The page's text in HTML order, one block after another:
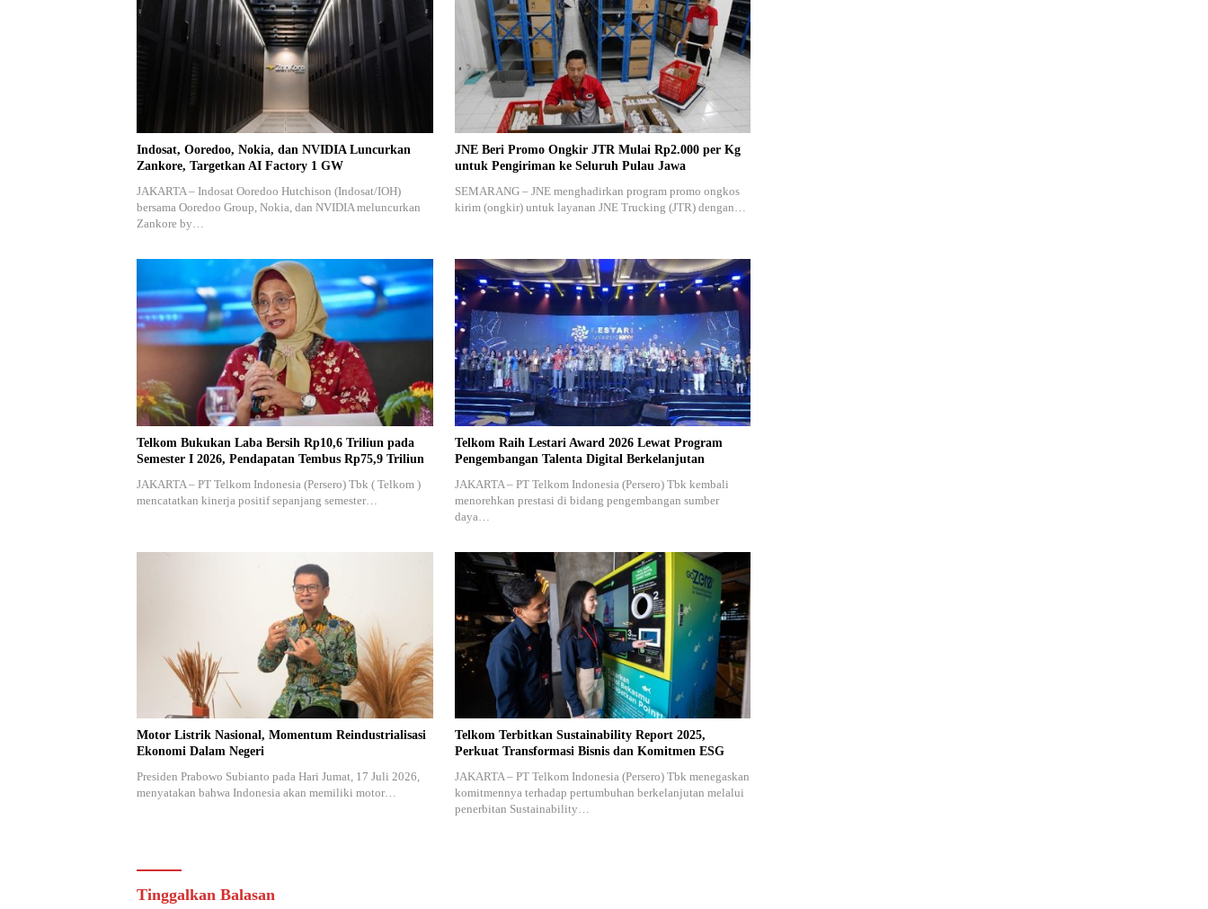
Indosat, Ooredoo, Nokia, dan NVIDIA Luncurkan
Zankore, Targetkan AI Factory 1 GW
JAKARTA – Indosat Ooredoo Hutchison (Indosat/IOH)
bersama Ooredoo Group, Nokia, dan NVIDIA meluncurkan
Zankore by…
JNE Beri Promo Ongkir JTR Mulai Rp2.000 per Kg
untuk Pengiriman ke Seluruh Pulau Jawa
SEMARANG – JNE menghadirkan program promo ongkos
kirim (ongkir) untuk layanan JNE Trucking (JTR) dengan…
Telkom Bukukan Laba Bersih Rp10,6 Triliun pada
Semester I 2026, Pendapatan Tembus Rp75,9 Triliun
JAKARTA – PT Telkom Indonesia (Persero) Tbk ( Telkom )
mencatatkan kinerja positif sepanjang semester…
Telkom Raih Lestari Award 2026 Lewat Program
Pengembangan Talenta Digital Berkelanjutan
JAKARTA – PT Telkom Indonesia (Persero) Tbk kembali
menorehkan prestasi di bidang pengembangan sumber
daya…
Motor Listrik Nasional, Momentum Reindustrialisasi
Ekonomi Dalam Negeri
Presiden Prabowo Subianto pada Hari Jumat, 17 Juli 2026,
menyatakan bahwa Indonesia akan memiliki motor…
Telkom Terbitkan Sustainability Report 2025,
Perkuat Transformasi Bisnis dan Komitmen ESG
JAKARTA – PT Telkom Indonesia (Persero) Tbk menegaskan
komitmennya terhadap pertumbuhan berkelanjutan melalui
penerbitan Sustainability…
Tinggalkan Balasan